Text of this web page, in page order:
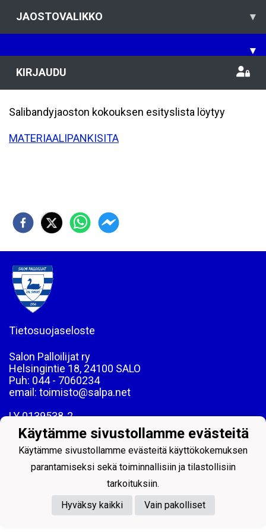
JAOSTOVALIKKO ▾
▾
KIRJAUDU
Salibandyjaoston kokouksen esityslista löytyy
MATERIAALIPANKISITA
Tietosuojaseloste
Salon Palloilijat ry
Helsingintie 18, 24100 SALO
Puh: 044 - 7060234
email: toimisto@salpa.net
LY 0139538-2
Käytämme sivustollamme evästeitä
Käytämme sivustollamme evästeitä käyttökokemuksen
parantamiseksi sekä toiminnallisiin ja tilastollisiin
tarkoituksiin.
Hyväksy kaikki
Vain pakolliset